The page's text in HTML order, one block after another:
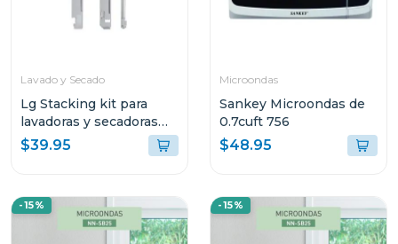
Lavado y Secado
Lg Stacking kit para
lavadoras y secadoras
tds270
$39.95
Microondas
Sankey Microondas de
0.7cuft 756
$48.95
-15% -15%